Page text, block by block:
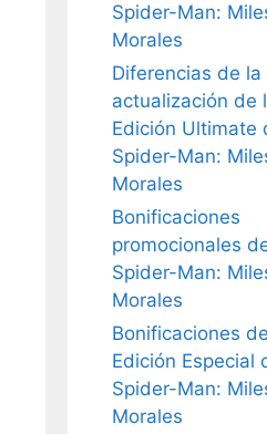
Spider-Man:
Morales
Diferencias de la
actualización de
Edición Ultimate
Spider-Man:
Morales
Bonificaciones
promocionales
Spider-Man:
Morales
Bonificaciones
Edición Especial
Spider-Man:
Morales